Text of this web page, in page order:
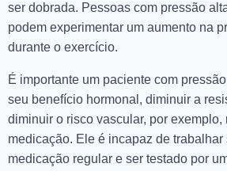
ser dobrada. Pessoas com pressão
podem experimentar um aumento na
durante o exercício.
É importante um paciente com
seu benefício hormonal, diminuir a
diminuir o risco vascular, por exemplo,
medicação. Ele é incapaz de trabalhar
medicação regular e ser testado por